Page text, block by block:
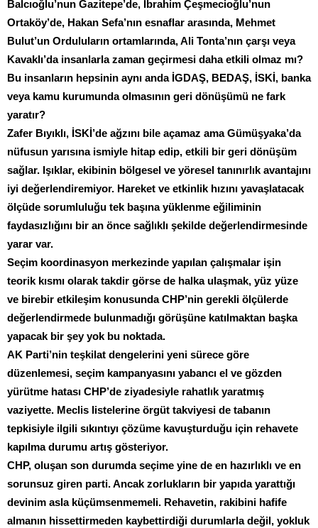
Balcıoğlu’nun Gazitepe’de, İbrahim Çeşmecioğlu’nun
Ortaköy’de, Hakan Sefa’nın esnaflar arasında, Mehmet
Bulut’un Orduluların ortamlarında, Ali Tonta’nın çarşı veya
Kavaklı’da insanlarla zaman geçirmesi daha etkili olmaz mı?
Bu insanların hepsinin aynı anda İGDAŞ, BEDAŞ, İSKİ, banka
veya kamu kurumunda olmasının geri dönüşümü ne fark
yaratır?
Zafer Bıyıklı, İSKİ’de ağzını bile açamaz ama Gümüşyaka’da
nüfusun yarısına ismiyle hitap edip, etkili bir geri dönüşüm
sağlar. Işıklar, ekibinin bölgesel ve yöresel tanınırlık avantajını
iyi değerlendiremiyor. Hareket ve etkinlik hızını yavaşlatacak
ölçüde sorumluluğu tek başına yüklenme eğiliminin
faydasızlığını bir an önce sağlıklı şekilde değerlendirmesinde
yarar var.
Seçim koordinasyon merkezinde yapılan çalışmalar işin
teorik kısmı olarak takdir görse de halka ulaşmak, yüz yüze
ve birebir etkileşim konusunda CHP’nin gerekli ölçülerde
değerlendirmede bulunmadığı görüşüne katılmaktan başka
yapacak bir şey yok bu noktada.
AK Parti’nin teşkilat dengelerini yeni sürece göre
düzenlemesi, seçim kampanyasını yabancı el ve gözden
yürütme hatası CHP’de ziyadesiyle rahatlık yaratmış
vaziyette. Meclis listelerine örgüt takviyesi de tabanın
tepkisiyle ilgili sıkıntıyı çözüme kavuşturduğu için rehavete
kapılma durumu artış gösteriyor.
CHP, oluşan son durumda seçime yine de en hazırlıklı ve en
sorunsuz giren parti. Ancak zorlukların bir yapıda yarattığı
devinim asla küçümsenmemeli. Rehavetin, rakibini hafife
almanın hissettirmeden kaybettirdiği durumlarla değil, yokluk